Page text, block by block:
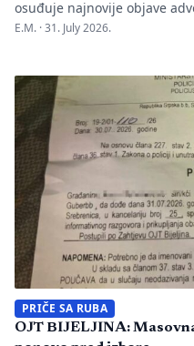
osuđuje najnovije objave
Ajanovića i kontinuiranu
Novinara Marka Divkovića i
Nakon ranije podnesenih
protiv Anise Mahmutović i
E.M. ·31. July 2026.
PRIČE SA RUBA
OJT BIJELJINA: